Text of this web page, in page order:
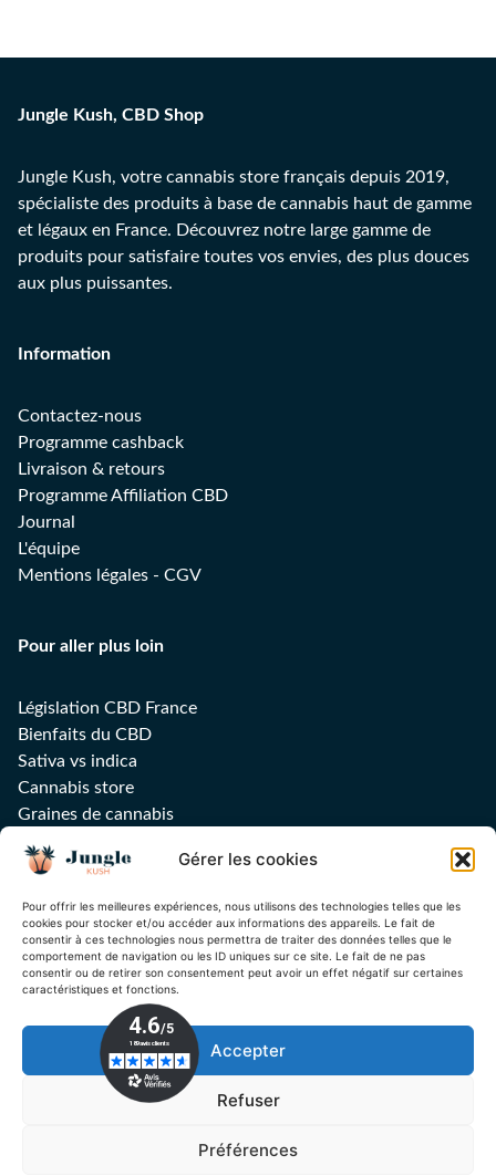
Gérer les cookies
Pour offrir les meilleures expériences, nous utilisons des technologies telles que les
cookies pour stocker et/ou accéder aux informations des appareils. Le fait de
consentir à ces technologies nous permettra de traiter des données telles que le
comportement de navigation ou les ID uniques sur ce site. Le fait de ne pas
consentir ou de retirer son consentement peut avoir un effet négatif sur certaines
caractéristiques et fonctions.
Accepter
Refuser
Préférences
Jungle Kush, CBD Shop
Jungle Kush, votre cannabis store français depuis 2019,
spécialiste des produits à base de cannabis haut de gamme
et légaux en France. Découvrez notre large gamme de
produits pour satisfaire toutes vos envies, des plus douces
aux plus puissantes.
Information
Contactez-nous
Programme cashback
Livraison & retours
Programme Affiliation CBD
Journal
L'équipe
Mentions légales - CGV
Pour aller plus loin
Législation CBD France
Bienfaits du CBD
Sativa vs indica
Cannabis store
Graines de cannabis
Huile CBD
Feuilles, filtres et grinders
Guide Delta-9
Inscrivez-vous à notre newsletter !
© Copyright 2026 | Jungle Kush | Tous droits réservés | Marque déposée ©